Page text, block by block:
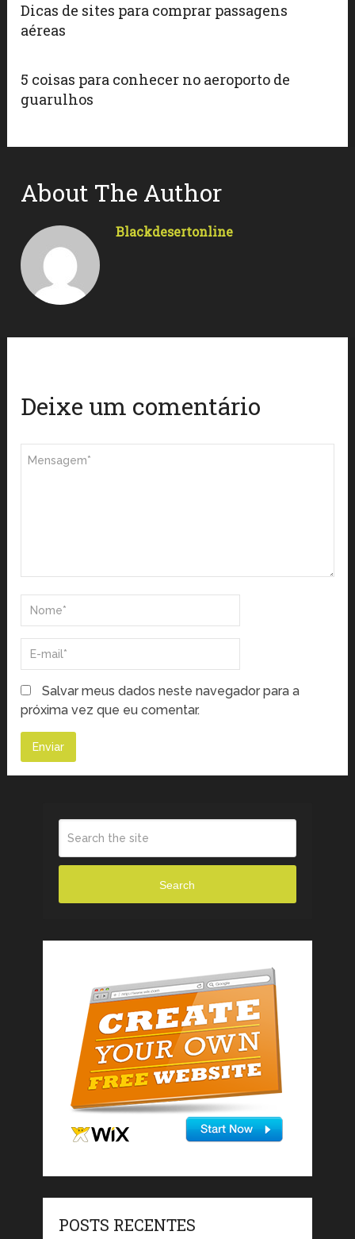
Dicas de sites para comprar passagens
aéreas
5 coisas para conhecer no aeroporto de
guarulhos
About The Author
Blackdesertonline
Deixe um comentário
Salvar meus dados neste navegador para a
próxima vez que eu comentar.
Search
POSTS RECENTES